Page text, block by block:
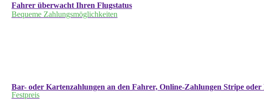
Fahrer überwacht Ihren Flugstatus
Bequeme Zahlungsmöglichkeiten
Bar- oder Kartenzahlungen an den Fahrer, Online-Zahlungen Stripe oder
Festpreis